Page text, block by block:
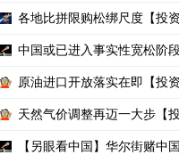
各地比拼限购松绑尺度【投
中国或已进入事实性宽松阶
原油进口开放落实在即【投
天然气价调整再迈一大步【
【另眼看中国】华尔街赌中